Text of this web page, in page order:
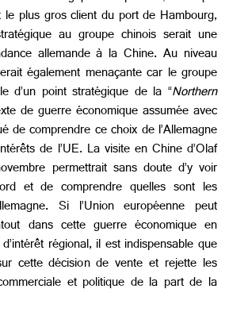
plus gros client du port de Hambourg,
au groupe chinois serait une
allemande à la Chine. Au niveau
également menaçante car le groupe
d’un point stratégique de la “Northern
de guerre économique assumée avec
de comprendre ce choix de l’Allemagne
de l’UE. La visite en Chine d’Olaf
permettrait sans doute d’y voir
et de comprendre quelles sont les
Si l’Union européenne peut
dans cette guerre économique en
régional, il est indispensable que
cette décision de vente et rejette les
et politique de la part de la